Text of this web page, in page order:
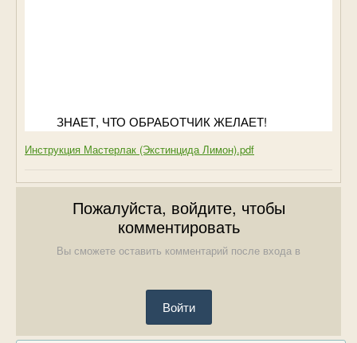
ЗНАЕТ, ЧТО ОБРАБОТЧИК ЖЕЛАЕТ!
Инструкция Мастерлак (Экстинцида Лимон).pdf
Пожалуйста, войдите, чтобы
комментировать
Вы сможете оставить комментарий после входа в
Войти